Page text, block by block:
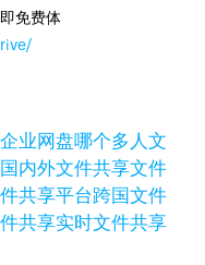
免费体
业网盘哪个多人文
国内外文件共享文件
共享平台跨国文件
共享实时文件共享